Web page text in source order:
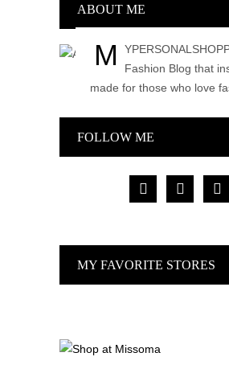
ABOUT ME
M
Fashion Blog that
made for those who love
FOLLOW ME
facebook pinterest
MY FAVORITE STORES